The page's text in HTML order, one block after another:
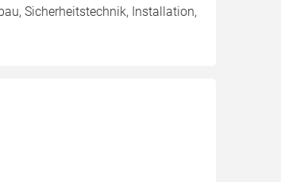
Sicherheitstechnik, Installation,